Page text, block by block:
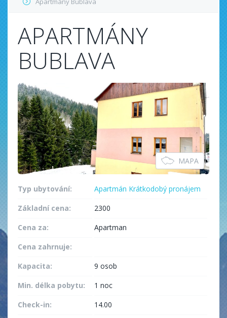
APARTMÁNY
BUBLAVA
MAPA
Typ ubytování: Apartmán Krátkodobý pronájem
Základní cena:
2300
Cena za:
Apartman
Cena zahrnuje:
Kapacita:
9 osob
Min. délka pobytu:
1 noc
Check-in:
14.00